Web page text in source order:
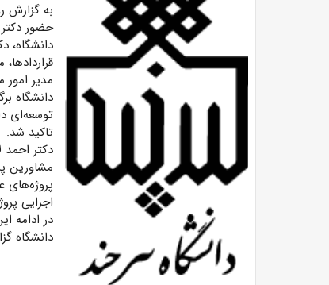
به گزارش
حضور
دانشگاه،
مدیر امور
دانشگاه
توسعه‌ای
تاکید شد. ‎
دکتر
مشاورین
پروژه‌های
اجرایی
در ادامه
دانشگاه